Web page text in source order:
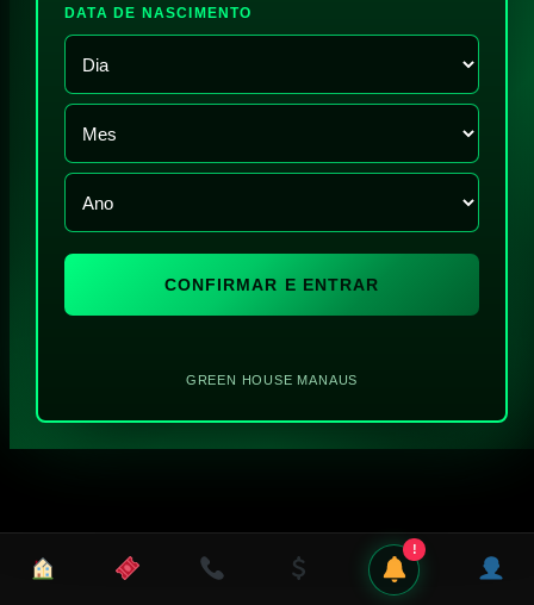
!
DATA DE NASCIMENTO
CONFIRMAR E ENTRAR
GREEN HOUSE MANAUS